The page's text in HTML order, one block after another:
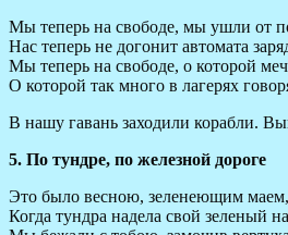
Мы теперь на свободе, мы ушли от
Нас теперь не догонит автомата
Мы теперь на свободе, о которой
О которой так много в лагерях
В нашу гавань заходили корабли.
5. По тундре, по железной дороге
Это было весною, зеленеющим маем,
Когда тундра надела свой зеленый